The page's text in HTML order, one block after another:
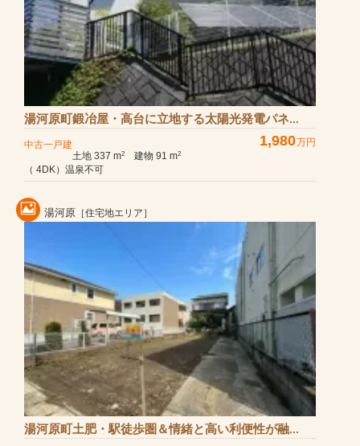
湯河原町鍛冶屋・高台に立地する太陽光発電パネ...
中古一戸建 1,980万円
土地 337 m2 建物 91 m2
（ 4DK）温泉不可
湯河原 ［住宅地エリア］
湯河原町土肥・駅徒歩圏＆情緒と高い利便性が融...